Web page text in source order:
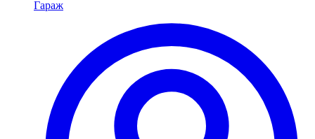
Гараж